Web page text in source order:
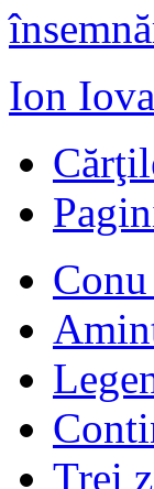
Ion
Trei